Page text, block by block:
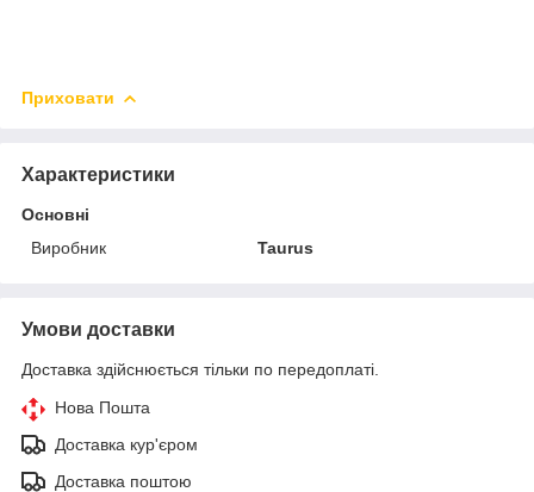
Приховати
Характеристики
Основні
Виробник
Taurus
Умови доставки
Доставка здійснюється тільки по передоплаті.
Нова Пошта
Доставка кур'єром
Доставка поштою